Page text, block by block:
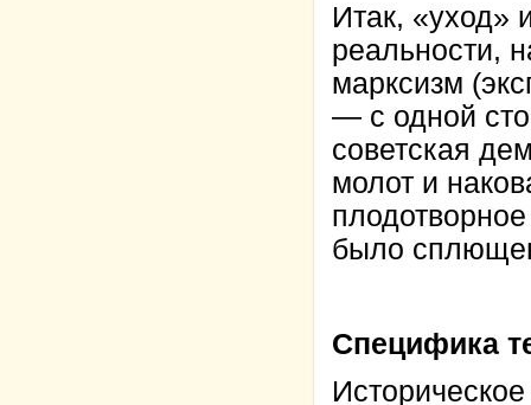
Итак, «уход»
реальности,
марксизм
— с одной
советская
молот и
было
Специфика